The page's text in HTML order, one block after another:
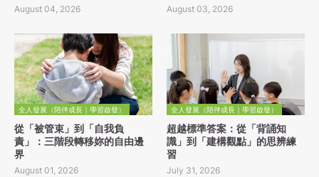
August 04, 2026 August 03, 2026
全人發展（陪伴成長｜學習啟發）
從「被管束」到「自我負
責」：三階段轉移妳的自由邊
界
August 01, 2026
全人發展（陪伴成長｜學習啟發）
超越標準答案：從「背誦知
識」到「建構觀點」的思辨練
習
July 31, 2026